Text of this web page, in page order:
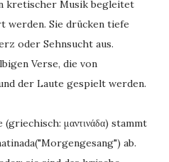
kretischer Musik begleitet
werden. Sie drücken tiefe
oder Sehnsucht aus.
Verse, die von
der Laute gespielt werden.
μαντινάδα) stammt
ab.